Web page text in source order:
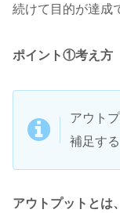
続けて目的が達成
ポイント①考え方
アウト
補足する
アウトプットとは